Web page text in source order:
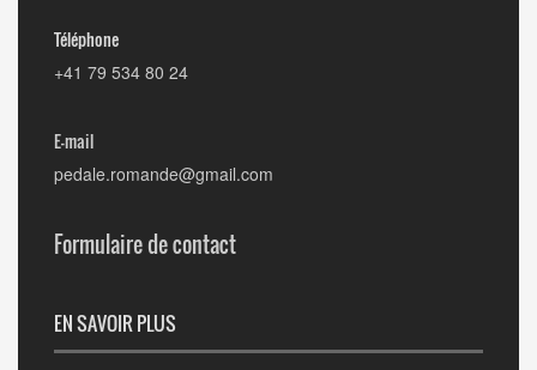
Téléphone
+41 79 534 80 24
E-mail
pedale.romande@gmail.com
Formulaire de contact
EN SAVOIR PLUS